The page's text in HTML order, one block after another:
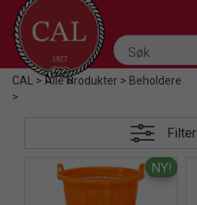
CAL >Alle Produkter>Beholdere
>
Filter